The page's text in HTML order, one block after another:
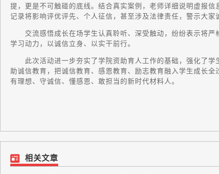
提，更是不可触碰的底线。结合真实案例，老师详细说明虚报
记录将影响评优评先、个人征信，甚至涉及法律责任，警示大家
交流感悟成长在场学生认真聆听、深受触动，纷纷表示将严
学习动力，以诚信立身、以实干前行。
此次活动进一步夯实了学院资助育人工作的基础，强化了学
助诚信教育，把诚信教育、感恩教育、励志教育融入学生成长
有理想、守诚信、懂感恩、敢担当的新时代材料人。
相关文章